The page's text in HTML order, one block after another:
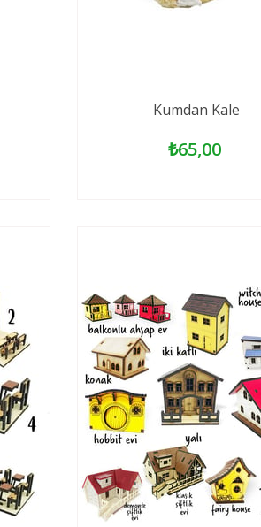
Kumdan Kale
₺65,00